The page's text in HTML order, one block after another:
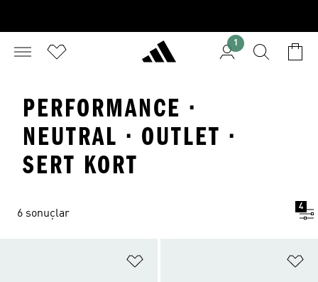
1
PERFORMANCE ·
NEUTRAL · OUTLET ·
SERT KORT
6 sonuçlar
4